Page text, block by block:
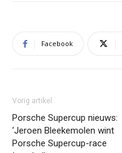
Facebook
Vorig artikel
Porsche Supercup nieuws:
‘Jeroen Bleekemolen wint
Porsche Supercup-race